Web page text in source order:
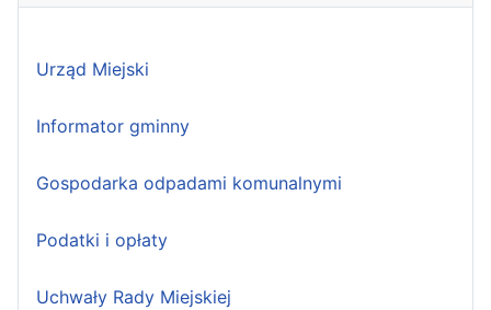
Urząd Miejski
Informator gminny
Gospodarka odpadami komunalnymi
Podatki i opłaty
Uchwały Rady Miejskiej